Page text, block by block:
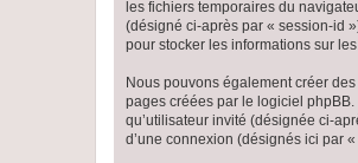
les fichiers temporaires du
(désigné ci-après par « session-id
pour stocker les informations sur
Nous pouvons également créer
pages créées par le logiciel
qu’utilisateur invité (désignée ci-
d’une connexion (désignés ici par